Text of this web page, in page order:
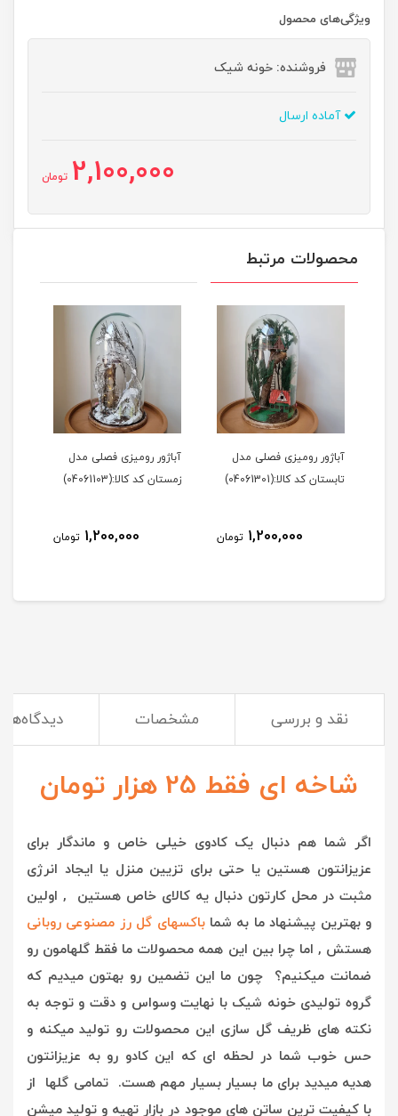
ویژگی‌های محصول
فروشنده: خونه شیک
آماده ارسال
2,100,000 تومان
محصولات مرتبط
آباژور رومیزی فصلی مدل
تابستان کد کالا:(04061301)
1,200,000 تومان
آباژور رومیزی فصلی مدل
زمستان کد کالا:(04061103)
1,200,000 تومان
نقد و بررسی مشخصات دیدگاه‌ها
شاخه ای فقط 25 هزار تومان
اگر شما هم دنبال یک کادوی خیلی خاص و ماندگار برای
عزیزانتون هستین یا حتی برای تزیین منزل یا ایجاد انرژی
مثبت در محل کارتون دنبال یه کالای خاص هستین , اولین
و بهترین پیشنهاد ما به شماباکسهای گل رز مصنوعی روبانی
هستش , اما چرا بین این همه محصولات ما فقط گلهامون رو
ضمانت میکنیم؟ چون ما این تضمین رو بهتون میدیم که
گروه تولیدی خونه شیک با نهایت وسواس و دقت و توجه به
نکته های ظریف گل سازی این محصولات رو تولید میکنه و
حس خوب شما در لحظه ای که این کادو رو به عزیزانتون
هدیه میدید برای ما بسیار بسیار مهم هست. تمامی گلها از
با کیفیت ترین ساتن های موجود در بازار تهیه و تولید میشن